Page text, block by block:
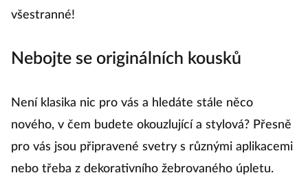
všestranné!
Nebojte se originálních kousků
Není klasika nic pro vás a hledáte stále něco
nového, v čem budete okouzlující a stylová? Přesně
pro vás jsou připravené svetry s různými aplikacemi
nebo třeba z dekorativního žebrovaného úpletu.